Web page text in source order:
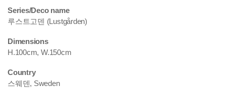
Series/Deco name
루스트고덴 (Lustgården)
Dimensions
H.100cm, W.150cm
Country
스웨덴, Sweden